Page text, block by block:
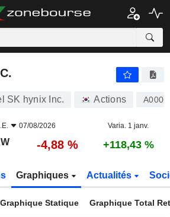
SK hynix Inc. Actions
07/08/2026 Varia. 1 janv.
-4,88 % +118,43 %
Graphiques Actualités
Graphique Statique Graphique Total